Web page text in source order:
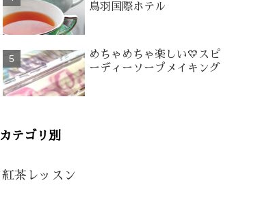
鳥羽国際ホテル
めちゃめちゃ楽しい💛スピ
ーディーソープメイキング
カテゴリ別
紅茶レッスン